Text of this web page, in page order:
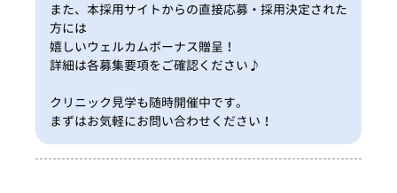
また、本採用サイトからの直接応募・採用決定された
方には
嬉しいウェルカムボーナス贈呈！
詳細は各募集要項をご確認ください♪
クリニック見学も随時開催中です。
まずはお気軽にお問い合わせください！